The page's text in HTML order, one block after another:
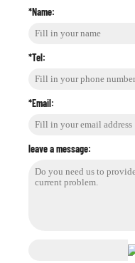
*Name:
*Tel:
*Email:
leave a message: